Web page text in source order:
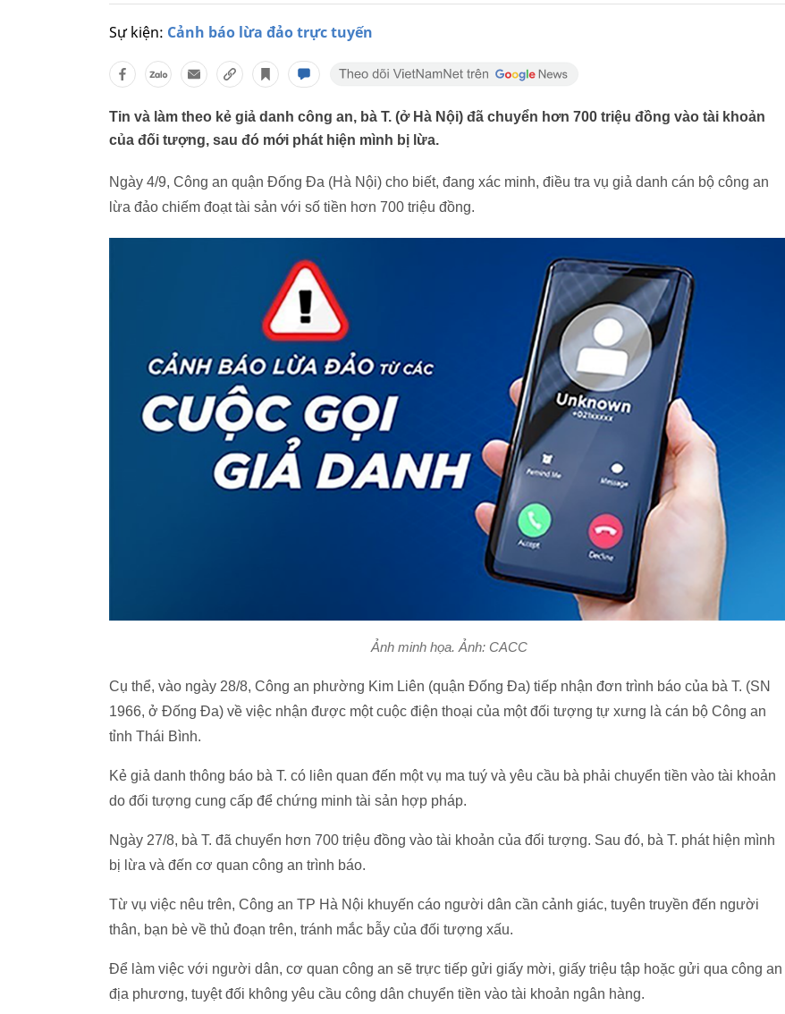
Sự kiện: Cảnh báo lừa đảo trực tuyến
Tin và làm theo kẻ giả danh công an, bà T. (ở Hà Nội) đã chuyển hơn 700 triệu đồng vào tài khoản
của đối tượng, sau đó mới phát hiện mình bị lừa.
Ngày 4/9, Công an quận Đống Đa (Hà Nội) cho biết, đang xác minh, điều tra vụ giả danh cán bộ công an
lừa đảo chiếm đoạt tài sản với số tiền hơn 700 triệu đồng.
Ảnh minh họa. Ảnh: CACC
Cụ thể, vào ngày 28/8, Công an phường Kim Liên (quận Đống Đa) tiếp nhận đơn trình báo của bà T. (SN
1966, ở Đống Đa) về việc nhận được một cuộc điện thoại của một đối tượng tự xưng là cán bộ Công an
tỉnh Thái Bình.
Kẻ giả danh thông báo bà T. có liên quan đến một vụ ma tuý và yêu cầu bà phải chuyển tiền vào tài khoản
do đối tượng cung cấp để chứng minh tài sản hợp pháp.
Ngày 27/8, bà T. đã chuyển hơn 700 triệu đồng vào tài khoản của đối tượng. Sau đó, bà T. phát hiện mình
bị lừa và đến cơ quan công an trình báo.
Từ vụ việc nêu trên, Công an TP Hà Nội khuyến cáo người dân cần cảnh giác, tuyên truyền đến người
thân, bạn bè về thủ đoạn trên, tránh mắc bẫy của đối tượng xấu.
Để làm việc với người dân, cơ quan công an sẽ trực tiếp gửi giấy mời, giấy triệu tập hoặc gửi qua công an
địa phương, tuyệt đối không yêu cầu công dân chuyển tiền vào tài khoản ngân hàng.